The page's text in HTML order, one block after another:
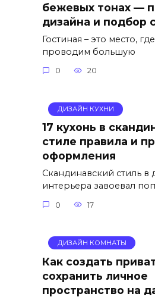
бежевых тонах —
дизайна и подбор
Гостиная – это место,
проводим большую
0 20
ДИЗАЙН КУХНИ
17 кухонь в
стиле правила и
оформления
Скандинавский стиль в
интерьера завоевал
0 17
ДИЗАЙН КОМНАТЫ
Как создать
сохранить личное
пространство на